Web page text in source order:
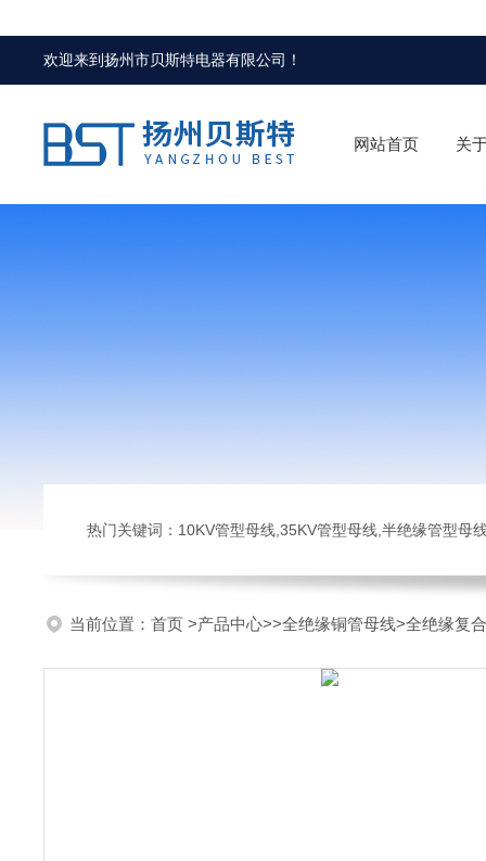
欢迎来到扬州市贝斯特电器有限公司 ！
网站首页 关
热门关键词：10KV管型母线,35KV管型母线,半绝缘管型母
当前位置： 首页 >产品中心>>全绝缘铜管母线>全绝缘复